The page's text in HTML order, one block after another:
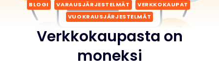
BLOGI VARAUSJÄRJESTELMÄT
VERKKOKAUPAT
VUOKRAUSJÄRJESTELMÄT
Verkkokaupasta on
moneksi